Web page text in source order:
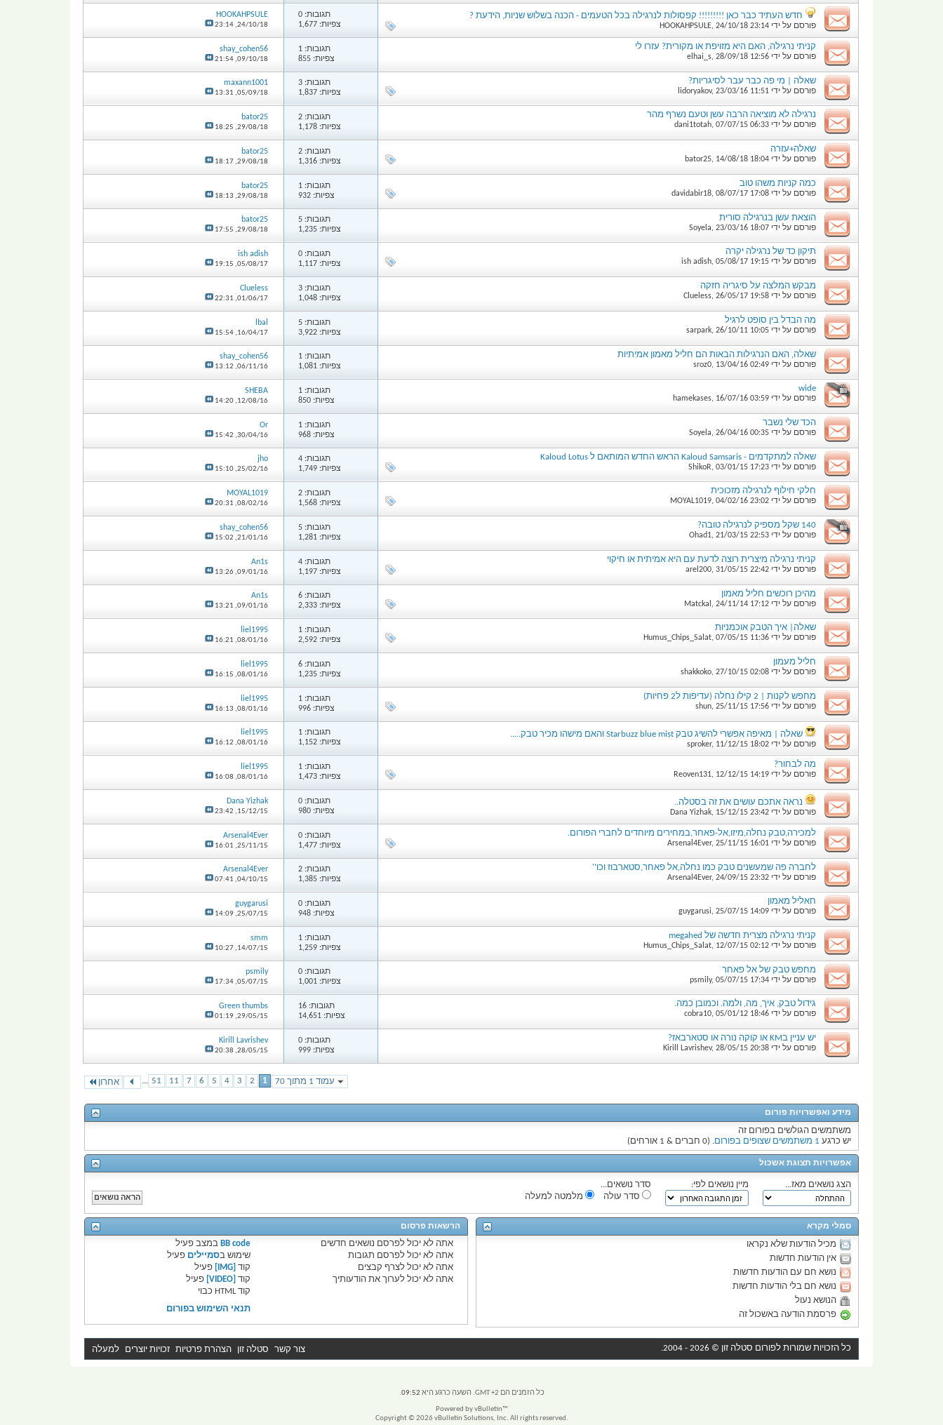
חדש העתיד כבר כאן !!!!!!!!! קפסולות לנרגילה בכל הטעמים - הכנה בשלוש שניות, הידעת ?
פורסם על ידי HOOKAHPSULE, 24/10/18 23:14
תגובות: 0
צפיות: 1,677
HOOKAHPSULE
24/10/18,
23:14
קניתי נרגילה, האם היא מזויפת או מקורית? עזרו לי
פורסם על ידי elhai_s, 28/09/18 12:56
תגובות: 1
צפיות: 855
shay_cohen56
09/10/18,
21:54
שאלה | מי פה כבר עבר לסיגריות?
פורסם על ידי lidoryakov, 23/03/16 11:51
תגובות: 3
צפיות: 1,837
maxann1001
05/09/18,
13:31
נרגילה לא מוציאה הרבה עשן וטעם נשרף מהר
פורסם על ידי dani1totah, 07/07/15 06:33
תגובות: 2
צפיות: 1,178
bator25
29/08/18,
18:25
שאלה+עזרה
פורסם על ידי bator25, 14/08/18 18:04
תגובות: 2
צפיות: 1,316
bator25
29/08/18,
18:17
כמה קניות משהו טוב
פורסם על ידי davidabir18, 08/07/17 17:08
תגובות: 1
צפיות: 932
bator25
29/08/18,
18:13
הוצאת עשן בנרגילה סורית
פורסם על ידי Soyela, 23/03/16 18:07
תגובות: 5
צפיות: 1,235
bator25
29/08/18,
17:55
תיקון כד של נרגילה יקרה
פורסם על ידי ish adish, 05/08/17 19:15
תגובות: 0
צפיות: 1,117
ish adish
05/08/17,
19:15
מבקש המלצה על סיגריה חזקה
פורסם על ידי Clueless, 26/05/17 19:58
תגובות: 3
צפיות: 1,048
Clueless
01/06/17,
22:31
מה הבדל בין סופט לרגיל
פורסם על ידי sarpark, 26/10/11 10:05
תגובות: 5
צפיות: 3,922
lbal
16/04/17,
15:54
שאלה, האם הנרגילות הבאות הם חליל מאמון אמיתיות
פורסם על ידי sroz0, 13/04/16 02:49
תגובות: 1
צפיות: 1,081
shay_cohen56
06/11/16,
13:12
wide
פורסם על ידי hamekases, 16/07/16 03:59
תגובות: 1
צפיות: 850
SHEBA
12/08/16,
14:20
הכד שלי נשבר
פורסם על ידי Soyela, 26/04/16 00:35
תגובות: 1
צפיות: 968
Or
30/04/16,
15:42
שאלה למתקדמים - Kaloud Samsaris הראש החדש המותאם ל Kaloud Lotus
פורסם על ידי ShikoR, 03/01/15 17:23
תגובות: 4
צפיות: 1,749
jho
25/02/16,
15:10
חלקי חילוף לנרגילה מזכוכית
פורסם על ידי MOYAL1019, 04/02/16 23:02
תגובות: 2
צפיות: 1,568
MOYAL1019
08/02/16,
20:31
140 שקל מספיק לנרגילה טובה?
פורסם על ידי Ohad1, 21/03/15 22:53
תגובות: 5
צפיות: 1,281
shay_cohen56
21/01/16,
15:02
קניתי נרגילה מיצרית רוצה לדעת עם היא אמיתית או חיקוי
פורסם על ידי arel200, 31/05/15 22:42
תגובות: 4
צפיות: 1,197
An1s
09/01/16,
13:26
מהיכן רוכשים חליל מאמון
פורסם על ידי Matckal , 24/11/14 17:12
תגובות: 6
צפיות: 2,333
An1s
09/01/16,
13:21
שאלה| איך הטבק אוכמניות
פורסם על ידי Humus_Chips_Salat, 07/05/15 11:36
תגובות: 1
צפיות: 2,592
liel1995
08/01/16,
16:21
חליל מעמון
פורסם על ידי shakkoko, 27/10/15 02:08
תגובות: 6
צפיות: 1,235
liel1995
08/01/16,
16:15
מחפש לקנות | 2 קילו נחלה (עדיפות ל2 פחיות)
פורסם על ידי shun, 25/11/15 17:56
תגובות: 1
צפיות: 996
liel1995
08/01/16,
16:13
שאלה | מאיפה אפשרי להשיג טבק Starbuzz blue mist והאם מישהו מכיר טבק.....
פורסם על ידי sproker, 11/12/15 18:02
תגובות: 1
צפיות: 1,152
liel1995
08/01/16,
16:12
מה לבחור?
פורסם על ידי Reoven131, 12/12/15 14:19
תגובות: 1
צפיות: 1,473
liel1995
08/01/16,
16:08
נראה אתכם עושים את זה בסטלה..
פורסם על ידי Dana Yizhak, 15/12/15 23:42
תגובות: 0
צפיות: 980
Dana Yizhak
15/12/15,
23:42
למכירה,טבק נחלה,מיזו,אל-פאחר,במחירים מיוחדים לחברי הפורום.
פורסם על ידי Arsenal4Ever, 25/11/15 16:01
תגובות: 0
צפיות: 1,477
Arsenal4Ever
25/11/15,
16:01
לחברה פה שמעשנים טבק כמו נחלה,אל פאחר,סטארבוז וכו''
פורסם על ידי Arsenal4Ever, 24/09/15 23:32
תגובות: 2
צפיות: 1,385
Arsenal4Ever
04/10/15,
07:41
חאליל מאמון
פורסם על ידי guygarusi, 25/07/15 14:09
תגובות: 0
צפיות: 948
guygarusi
25/07/15,
14:09
קניתי נרגילה מצרית חדשה של megahed
פורסם על ידי Humus_Chips_Salat, 12/07/15 02:12
תגובות: 1
צפיות: 1,259
smm
14/07/15,
10:27
מחפש טבק של אל פאחר
פורסם על ידי psmily, 05/07/15 17:34
תגובות: 0
צפיות: 1,001
psmily
05/07/15,
17:34
גידול טבק, איך, מה, ולמה. וכמובן כמה.
פורסם על ידי cobra10, 05/01/12 18:46
תגובות: 16
צפיות: 14,651
Green thumbs
29/05/15,
01:19
יש עניין בKM או קוקה נורה או סטארבאז?
פורסם על ידי Kirill Lavrishev, 28/05/15 20:38
תגובות: 0
צפיות: 999
Kirill Lavrishev
28/05/15,
20:38
עמוד 1 מתוך 70 1
2
3
4
5
6
7
11
51
... אחרון
מידע ואפשרויות פורום
משתמשים הגולשים בפורום זה
יש כרגע 1 משתמשים שצופים בפורום . (0 חברים & 1 אורחים)
אפשרויות תצוגת אשכול
הצג נושאים מאז... מיין נושאים לפי:
סדר נושאים...
סדר עולה
מלמטה למעלה
סמלי מקרא
מכיל הודעות שלא נקראו
אין הודעות חדשות
נושא חם עם הודעות חדשות
נושא חם בלי הודעות חדשות
הנושא נעול
פרסמת הודעה באשכול זה
הרשאות פרסום
אתהלא יכול לפרסם נושאים חדשים
אתהלא יכול לפרסם תגובות
אתהלא יכול לצרף קבצים
אתהלא יכול לערוך את הודעותיך
BB code במצב פעיל
שימוש בסמיילים פעיל
קוד [IMG]
פעיל
קוד [VIDEO]
פעיל
קוד HTML
כבוי
תנאי השימוש בפורום
כל הזכויות שמורות לפורום סטלה זון © 2026 - 2004. צור קשר סטלה זון הצהרת פרטיות זכויות יוצרים למעלה
כל הזמנים הם GMT +2. השעה כרגע היא 09:52
.
Powered by vBulletin™
Copyright © 2026 vBulletin Solutions, Inc. All rights reserved.